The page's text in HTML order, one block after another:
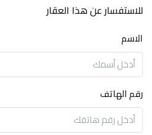
للاستفسار عن هذا العقار
الاسم
رقم الهاتف